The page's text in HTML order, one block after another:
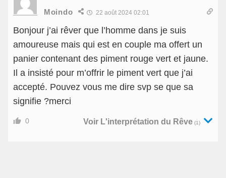
Moindo 22 août 2024 02:01
Bonjour j’ai rêver que l’homme dans je suis
amoureuse mais qui est en couple ma offert un
panier contenant des piment rouge vert et jaune.
Il a insisté pour m’offrir le piment vert que j’ai
accepté. Pouvez vous me dire svp se que sa
signifie ?merci
0 Voir L'interprétation du Rêve (1)